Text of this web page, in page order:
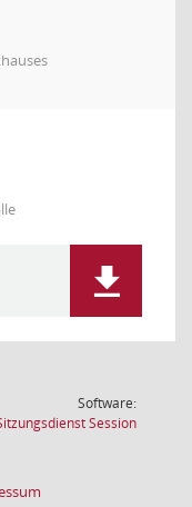
Software:
Session(Wird in